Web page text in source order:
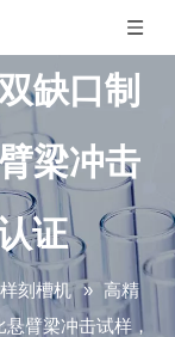
缺口制
梁冲击
证
刻槽机 » 高精
臂梁冲击试样，